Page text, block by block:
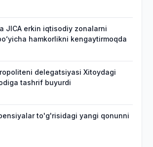
JICA erkin iqtisodiy zonalarni
hamkorlikni kengaytirmoqda
delegatsiyasi Xitoydagi
tashrif buyurdi
to'g'risidagi yangi qonunni